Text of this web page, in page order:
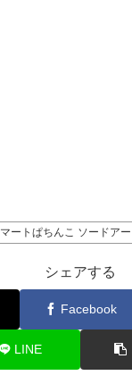
ートぱちんこ ソードア
シェアする
Facebook
LINE